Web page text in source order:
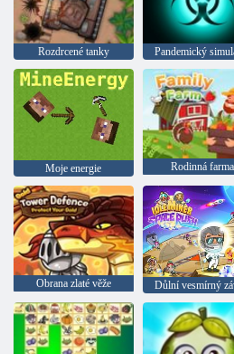
Rozdrcené tanky Pandemický
Moje energie Rodinná farma
Obrana zlaté věže Důlní vesmírný